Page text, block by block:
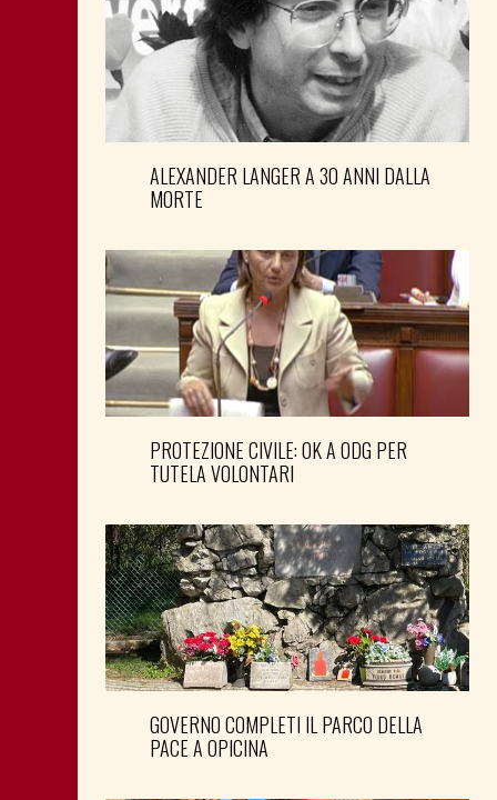
ALEXANDER LANGER A 30 ANNI DALLA
MORTE
PROTEZIONE CIVILE: OK A ODG PER
TUTELA VOLONTARI
GOVERNO COMPLETI IL PARCO DELLA
PACE A OPICINA